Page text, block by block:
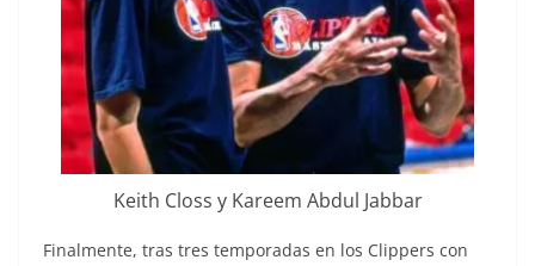
Keith Closs y Kareem Abdul Jabbar
Finalmente, tras tres temporadas en los Clippers con